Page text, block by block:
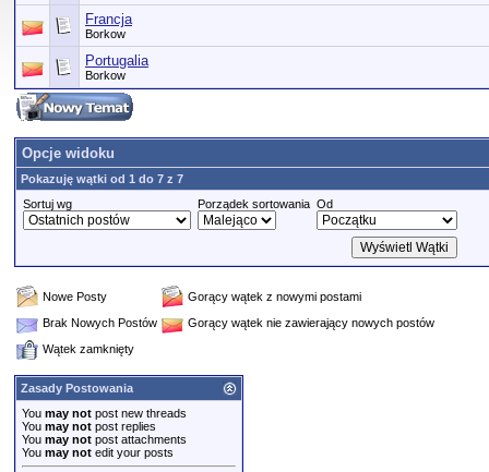
Francja
Borkow
Portugalia
Borkow
Opcje widoku
Pokazuję wątki od 1 do 7 z 7
Sortuj wg
Porządek sortowania Od
Nowe Posty
Gorący wątek z nowymi postami
Brak Nowych Postów
Gorący wątek nie zawierający nowych postów
Wątek zamknięty
Zasady Postowania
You may not post new threads
You may not post replies
You may not post attachments
You may not edit your posts